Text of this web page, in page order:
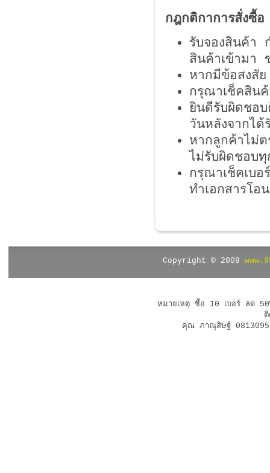
กฎกติกาการสั่งซื้อ
รับจองสินค้า
สินค้าเข้ามา
หากมีข้อสงสั
กรุณาเช็คสิน
ยินดีรับผิดชอ
วันหลังจากได้
หากลูกค้าไม่
ไม่รับผิดชอบ
กรุณาเช็คเบ
ทำเอกสารโอ
Copyright © 2009
หมายเหตุ ซื้อ 10 เบอร์ ลด
คุณ ภาณุสิษฐ์